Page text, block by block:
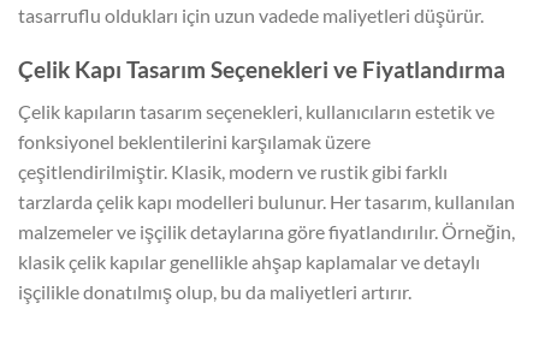
tasarruflu oldukları için uzun vadede maliyetleri düşürür.
Çelik Kapı Tasarım Seçenekleri ve Fiyatlandırma
Çelik kapıların tasarım seçenekleri, kullanıcıların estetik ve
fonksiyonel beklentilerini karşılamak üzere
çeşitlendirilmiştir. Klasik, modern ve rustik gibi farklı
tarzlarda çelik kapı modelleri bulunur. Her tasarım, kullanılan
malzemeler ve işçilik detaylarına göre fiyatlandırılır. Örneğin,
klasik çelik kapılar genellikle ahşap kaplamalar ve detaylı
işçilikle donatılmış olup, bu da maliyetleri artırır.